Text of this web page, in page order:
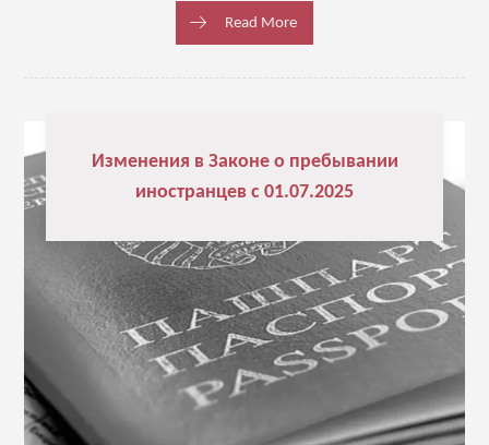
Read More
Изменения в Законе о пребывании
иностранцев с 01.07.2025